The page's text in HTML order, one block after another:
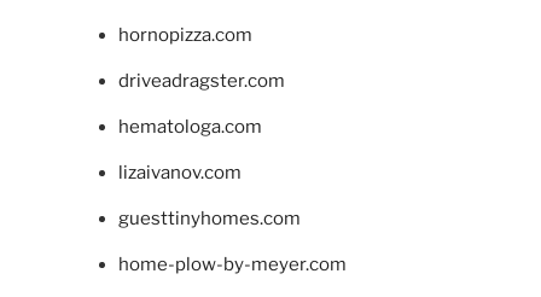
hornopizza.com
driveadragster.com
hematologa.com
lizaivanov.com
guesttinyhomes.com
home-plow-by-meyer.com